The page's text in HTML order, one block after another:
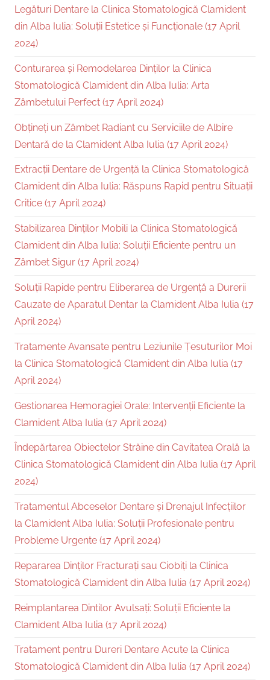
Legături Dentare la Clinica Stomatologică Clamident
din Alba Iulia: Soluții Estetice și Funcționale (17 April
2024)
Conturarea și Remodelarea Dinților la Clinica
Stomatologică Clamident din Alba Iulia: Arta
Zâmbetului Perfect (17 April 2024)
Obțineți un Zâmbet Radiant cu Serviciile de Albire
Dentară de la Clamident Alba Iulia (17 April 2024)
Extracții Dentare de Urgență la Clinica Stomatologică
Clamident din Alba Iulia: Răspuns Rapid pentru Situații
Critice (17 April 2024)
Stabilizarea Dinților Mobili la Clinica Stomatologică
Clamident din Alba Iulia: Soluții Eficiente pentru un
Zâmbet Sigur (17 April 2024)
Soluții Rapide pentru Eliberarea de Urgență a Durerii
Cauzate de Aparatul Dentar la Clamident Alba Iulia (17
April 2024)
Tratamente Avansate pentru Leziunile Țesuturilor Moi
la Clinica Stomatologică Clamident din Alba Iulia (17
April 2024)
Gestionarea Hemoragiei Orale: Intervenții Eficiente la
Clamident Alba Iulia (17 April 2024)
Îndepărtarea Obiectelor Străine din Cavitatea Orală la
Clinica Stomatologică Clamident din Alba Iulia (17 April
2024)
Tratamentul Abceselor Dentare și Drenajul Infecțiilor
la Clamident Alba Iulia: Soluții Profesionale pentru
Probleme Urgente (17 April 2024)
Repararea Dinților Fracturați sau Ciobiți la Clinica
Stomatologică Clamident din Alba Iulia (17 April 2024)
Reimplantarea Dintilor Avulsați: Soluții Eficiente la
Clamident Alba Iulia (17 April 2024)
Tratament pentru Dureri Dentare Acute la Clinica
Stomatologică Clamident din Alba Iulia (17 April 2024)